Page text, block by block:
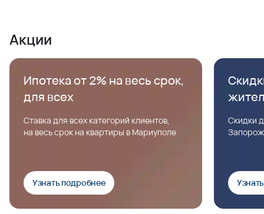
Акции
Ипотека от 2% на весь срок,
для всех
Ставка для всех категорий клиентов,
на весь срок на квартиры в Мариуполе
Узнать подробнее
Скидки